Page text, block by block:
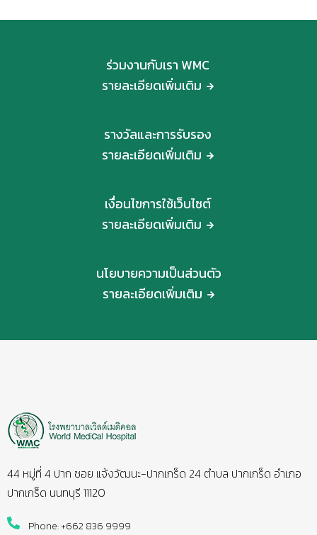
ร่วมงานกับเรา WMC
รายละเอียดเพิ่มเติม
รางวัลและการรับรอง
รายละเอียดเพิ่มเติม
เงื่อนไขการใช้เว็บไซต์
รายละเอียดเพิ่มเติม
นโยบายความเป็นส่วนตัว
รายละเอียดเพิ่มเติม
44 หมู่ที่ 4 ปาก ซอย แจ้งวัฒนะ-ปากเกร็ด 24 ตำบล ปากเกร็ด อำเภอ
ปากเกร็ด นนทบุรี 11120
Phone: +662 836 9999